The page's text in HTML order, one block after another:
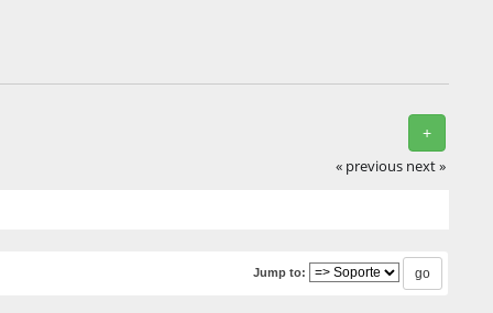
+
« previous next »
Jump to: